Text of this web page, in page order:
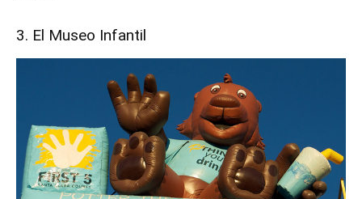
3. El Museo Infantil